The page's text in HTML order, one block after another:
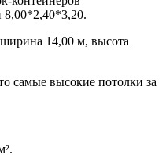
8,00*2,40*3,20.
14,00 м, высота
самые высокие потолки за